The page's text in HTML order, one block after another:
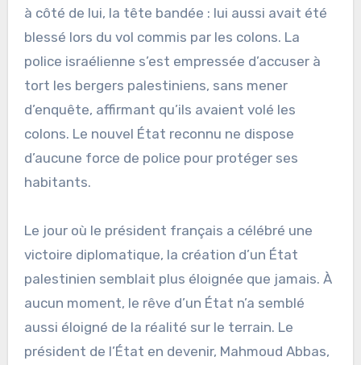
à côté de lui, la tête bandée : lui aussi avait été
blessé lors du vol commis par les colons. La
police israélienne s’est empressée d’accuser à
tort les bergers palestiniens, sans mener
d’enquête, affirmant qu’ils avaient volé les
colons. Le nouvel État reconnu ne dispose
d’aucune force de police pour protéger ses
habitants.
Le jour où le président français a célébré une
victoire diplomatique, la création d’un État
palestinien semblait plus éloignée que jamais. À
aucun moment, le rêve d’un État n’a semblé
aussi éloigné de la réalité sur le terrain. Le
président de l’État en devenir, Mahmoud Abbas,